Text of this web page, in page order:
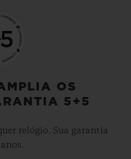
OS
5+5
relógio. Sua garantia